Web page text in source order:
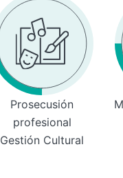
Prosecusión
profesional
Gestión Cultural